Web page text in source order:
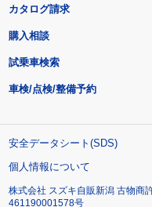
カタログ請求
購入相談
試乗車検索
車検/点検/整備予約
安全データシート(SDS)
個人情報について
株式会社 スズキ自販新潟 古物商
461190001578号